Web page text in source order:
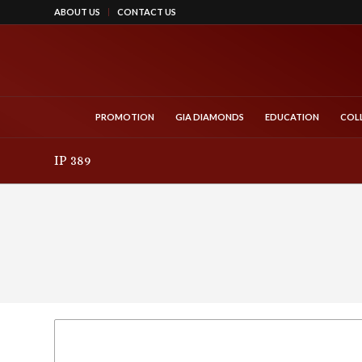
ABOUT US CONTACT US
PROMOTION GIA DIAMONDS EDUCATION
IP 389